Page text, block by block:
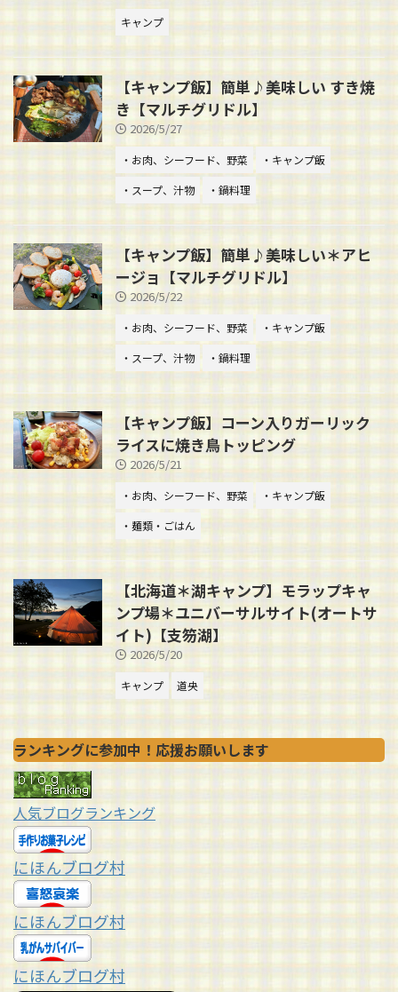
キャンプ
【キャンプ飯】簡単♪美味しい すき焼
き【マルチグリドル】
2026/5/27
・お肉、シーフード、野菜
・キャンプ飯
・スープ、汁物
・鍋料理
【キャンプ飯】簡単♪美味しい＊アヒ
ージョ【マルチグリドル】
2026/5/22
・お肉、シーフード、野菜
・キャンプ飯
・スープ、汁物
・鍋料理
【キャンプ飯】コーン入りガーリック
ライスに焼き鳥トッピング
2026/5/21
・お肉、シーフード、野菜
・キャンプ飯
・麺類・ごはん
【北海道＊湖キャンプ】モラップキャ
ンプ場＊ユニバーサルサイト(オートサ
イト)【支笏湖】
2026/5/20
キャンプ 道央
ランキングに参加中！応援お願いします
人気ブログランキング
にほんブログ村
にほんブログ村
にほんブログ村